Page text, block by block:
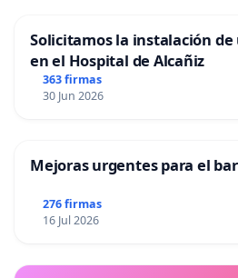
Solicitamos la instalación
en el Hospital de Alcañiz
363 firmas
30 Jun 2026
Mejoras urgentes para el
276 firmas
16 Jul 2026